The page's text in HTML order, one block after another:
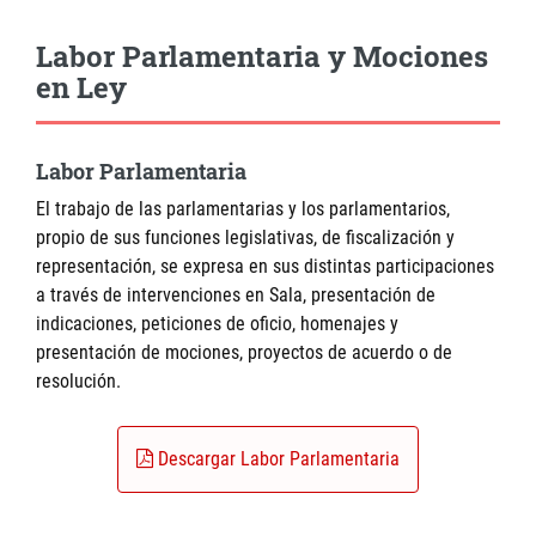
Labor Parlamentaria y Mociones
en Ley
Labor Parlamentaria
El trabajo de las parlamentarias y los parlamentarios,
propio de sus funciones legislativas, de fiscalización y
representación, se expresa en sus distintas participaciones
a través de intervenciones en Sala, presentación de
indicaciones, peticiones de oficio, homenajes y
presentación de mociones, proyectos de acuerdo o de
resolución.
Descargar Labor Parlamentaria